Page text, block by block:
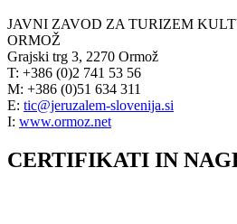
JAVNI ZAVOD ZA TURIZEM
ORMOŽ
Grajski trg 3, 2270 Ormož
T: +386 (0)2 741 53 56
M: +386 (0)51 634 311
E: tic@jeruzalem-slovenija.si
I: www.ormoz.net
CERTIFIKATI IN